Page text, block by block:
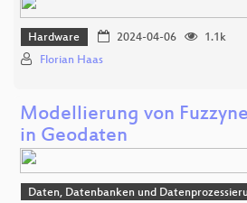
Hardware 2024-04-06
1.1k
Florian Haas
Modellierung von
in Geodaten
Daten, Datenbanken und